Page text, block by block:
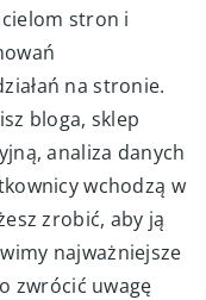
stron i
na stronie.
bloga, sklep
analiza danych
wchodzą w
zrobić, aby ją
najważniejsze
zwrócić uwagę